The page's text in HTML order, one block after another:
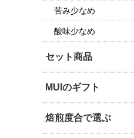
苦み少なめ
酸味少なめ
セット商品
MUIのギフト
焙煎度合で選ぶ